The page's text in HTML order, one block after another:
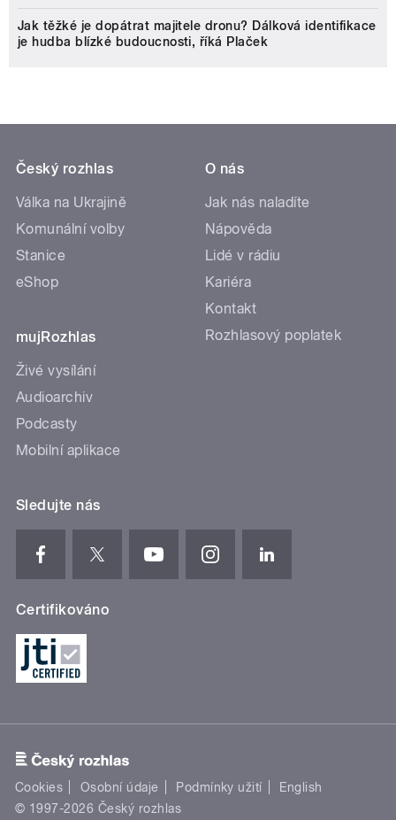
Jak těžké je dopátrat majitele dronu? Dálková identifikace
je hudba blízké budoucnosti, říká Plaček
Český rozhlas
Válka na Ukrajině
Komunální volby
Stanice
eShop
mujRozhlas
Živé vysílání
Audioarchiv
Podcasty
Mobilní aplikace
O nás
Jak nás naladíte
Nápověda
Lidé v rádiu
Kariéra
Kontakt
Rozhlasový poplatek
Sledujte nás
Certifikováno
Cookies Osobní údaje Podmínky užití
English
© 1997-2026 Český rozhlas